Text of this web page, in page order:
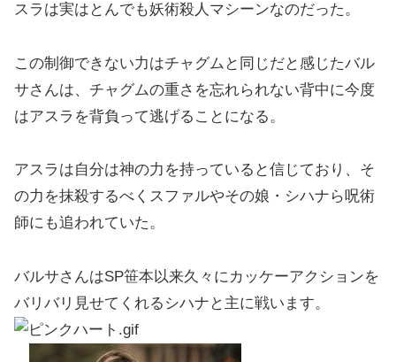
スラは実はとんでも妖術殺人マシーンなのだった。
この制御できない力はチャグムと同じだと感じたバル
サさんは、チャグムの重さを忘れられない背中に今度
はアスラを背負って逃げることになる。
アスラは自分は神の力を持っていると信じており、そ
の力を抹殺するべくスファルやその娘・シハナら呪術
師にも追われていた。
バルサさんはSP笹本以来久々にカッケーアクションを
バリバリ見せてくれるシハナと主に戦います。